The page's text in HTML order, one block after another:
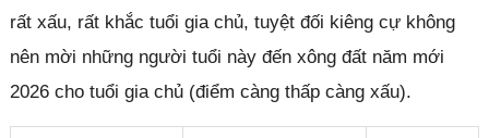
rất xấu, rất khắc tuổi gia chủ, tuyệt đối kiêng cự không
nên mời những người tuổi này đến xông đất năm mới
2026 cho tuổi gia chủ (điểm càng thấp càng xấu).